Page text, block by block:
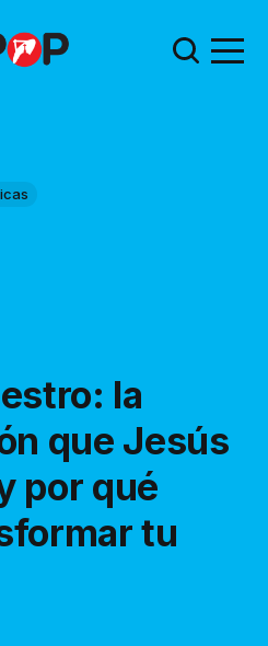
la
que Jesús
por qué
tu